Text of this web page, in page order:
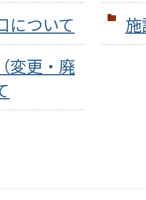
について
変更・廃